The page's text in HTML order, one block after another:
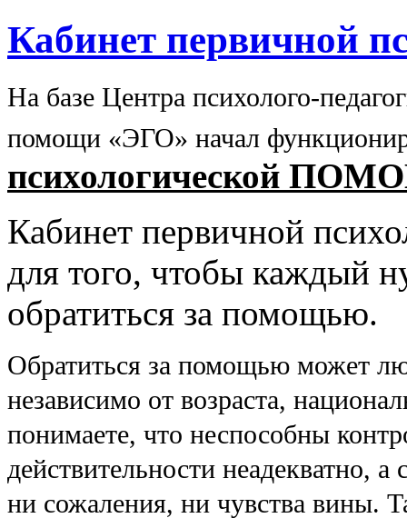
Кабинет первичной
На базе Центра психолого-
помощи «ЭГО» начал
психологической
Кабинет первичной
для того, чтобы каждый
обратиться за помощью.
Обратиться за помощью может
независимо от возраста,
понимаете, что неспособны
действительности неадекватно, а
ни сожаления, ни чувства вины.